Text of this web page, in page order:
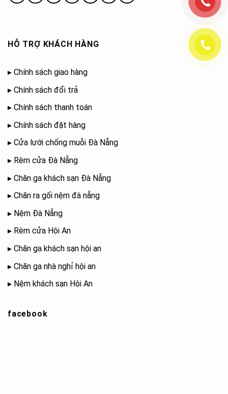
HỖ TRỢ KHÁCH HÀNG
▸ Chính sách giao hàng
▸ Chính sách đổi trả
▸ Chính sách thanh toán
▸ Chính sách đặt hàng
▸ Cửa lưới chống muỗi Đà Nẵng
▸ Rèm cửa Đà Nẵng
▸ Chăn ga khách sạn Đà Nẵng
▸ Chăn ra gối nệm đà nẵng
▸ Nệm Đà Nẵng
▸ Rèm cửa Hội An
▸ Chăn ga khách sạn hội an
▸ Chăn ga nhà nghỉ hội an
▸ Nệm khách sạn Hội An
facebook